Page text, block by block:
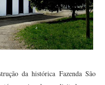
da histórica Fazenda São